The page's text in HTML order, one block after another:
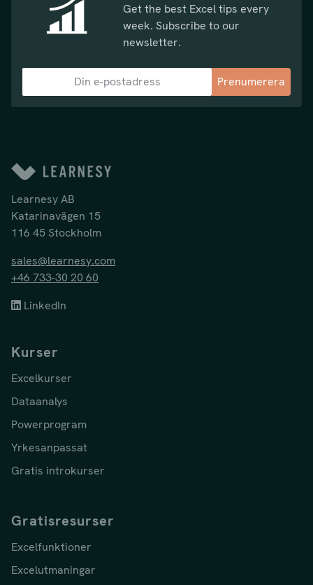
Get the best Excel tips every
week. Subscribe to our
newsletter.
Prenumerera
Learnesy AB
Katarinavägen 15
116 45 Stockholm
sales@learnesy.com
+46 733-30 20 60
LinkedIn
Kurser
Excelkurser
Dataanalys
Powerprogram
Yrkesanpassat
Gratis introkurser
Gratisresurser
Excelfunktioner
Excelutmaningar